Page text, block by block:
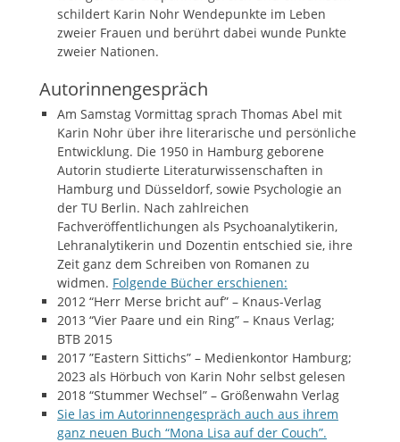
schildert Karin Nohr Wendepunkte im Leben
zweier Frauen und berührt dabei wunde Punkte
zweier Nationen.
Autorinnengespräch
Am Samstag Vormittag sprach Thomas Abel mit
Karin Nohr über ihre literarische und persönliche
Entwicklung. Die 1950 in Hamburg geborene
Autorin studierte Literaturwissenschaften in
Hamburg und Düsseldorf, sowie Psychologie an
der TU Berlin. Nach zahlreichen
Fachveröffentlichungen als Psychoanalytikerin,
Lehranalytikerin und Dozentin entschied sie, ihre
Zeit ganz dem Schreiben von Romanen zu
widmen. Folgende Bücher erschienen:
2012 “Herr Merse bricht auf” – Knaus-Verlag
2013 “Vier Paare und ein Ring” – Knaus Verlag;
BTB 2015
2017 ”Eastern Sittichs” – Medienkontor Hamburg;
2023 als Hörbuch von Karin Nohr selbst gelesen
2018 “Stummer Wechsel” – Größenwahn Verlag
Sie las im Autorinnengespräch auch aus ihrem
ganz neuen Buch “Mona Lisa auf der Couch”.